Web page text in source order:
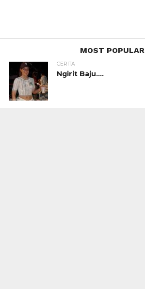
MOST POPULAR
CERITA
Ngirit Baju….